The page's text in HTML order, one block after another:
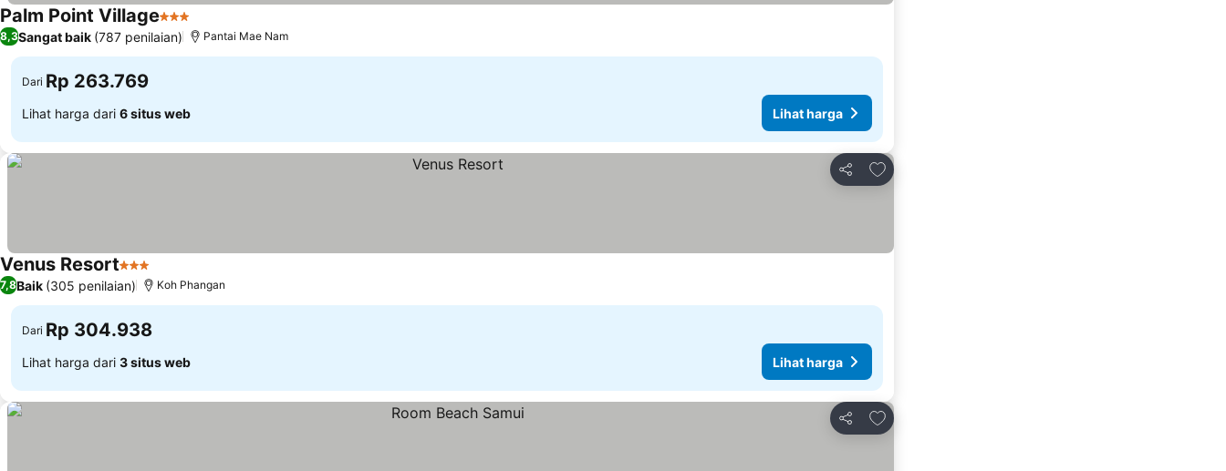
Palm Point Village3 Bintang
8,3Sangat baik (787 penilaian) Pantai Mae Nam
Dari Rp 263.769
Lihat harga dari 6 situs web Lihat harga
Bagikan
Tambahkan ke favorit
Venus Resort3 Bintang
7,8Baik (305 penilaian) Koh Phangan
Dari Rp 304.938
Lihat harga dari 3 situs web Lihat harga
Bagikan
Tambahkan ke favorit